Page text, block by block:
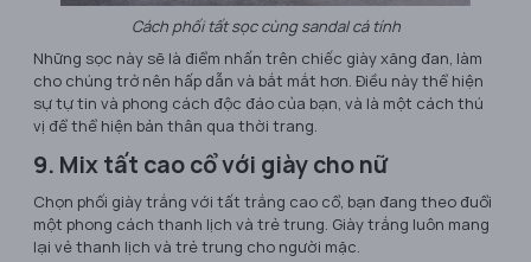
Cách phối tất sọc cùng sandal cá tính
Những sọc này sẽ là điểm nhấn trên chiếc giày xăng đan, làm
cho chúng trở nên hấp dẫn và bắt mắt hơn. Điều này thể hiện
sự tự tin và phong cách độc đáo của bạn, và là một cách thú
vị để thể hiện bản thân qua thời trang.
9. Mix tất cao cổ với giày cho nữ
Chọn phối giày trắng với tất trắng cao cổ, bạn đang theo đuổi
một phong cách thanh lịch và trẻ trung. Giày trắng luôn mang
lại vẻ thanh lịch và trẻ trung cho người mặc.